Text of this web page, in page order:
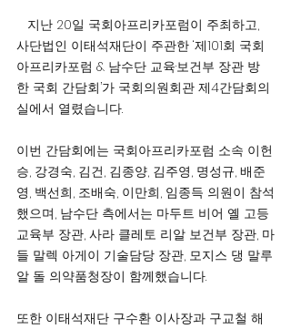
사단법인 이태석재단이 주관한 ‘제101회 국회
아프리카포럼 & 남수단 교육·보건부 장관 방
한 국회 간담회’가 국회의원회관 제4간담회의
실에서 열렸습니다.
이번 간담회에는 국회아프리카포럼 소속 이헌
승, 강경숙, 김건, 김종양, 김주영, 명성규, 배준
영, 백선희, 조배숙, 이만희, 임종득 의원이 참석
했으며, 남수단 측에서는 마두트 비어 옐 고등
교육부 장관, 사라 클레토 리알 보건부 장관, 마
들 말렉 아게이 기술담당 장관, 모지스 댕 말루
알 돌 의약품청장이 함께했습니다.
또한 이태석재단 구수환 이사장과 구교철 해